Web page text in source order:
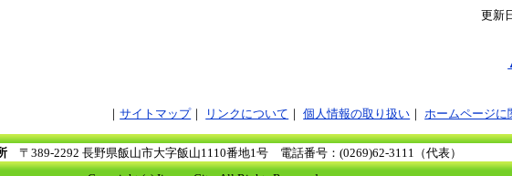
更新
サイトマップ リンクについて 個人情報の取り扱い ホームページに
〒389-2292 長野県飯山市大字飯山1110番地1号 電話番号：(0269)62-3111（代表）